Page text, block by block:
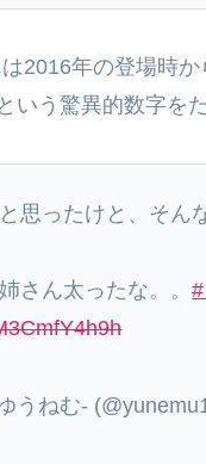
2016年の登場時
という驚異的数字を
思ったけと、そん
さん太ったな。。
うねむ-